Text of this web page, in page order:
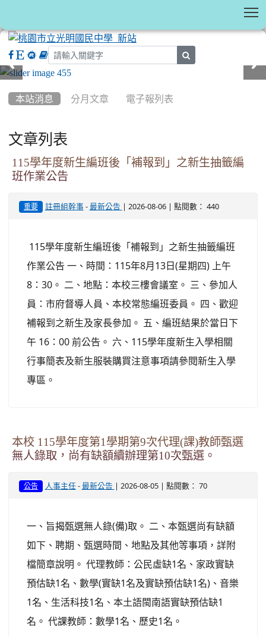
本站消息 分月文章 電子報列表
文章列表
115學年度新生編班後「補報到」之新生抽籤編
班作業公告
重要 註冊組幹事- 最新公告 | 2026-08-06 | 點閱數： 440
115學年度新生編班後「補報到」之新生抽籤編班
作業公告 一、時間：115年8月13日(星期四) 上午
8：30。 二、地點：本校三樓會議室。 三、參加人
員：市府督導人員、本校常態編班委員。 四、歡迎
補報到之新生及家長參加。 五、編班結果於當日下
午 16：00 前公告。 六、115學年度新生入學相關
行事簡表及新生服裝購買注意事項請參閱新生入學
專區。
本校 115學年度第1學期第9次代理(課)教師甄選
無人錄取，尚有缺額續辦理第10次甄選。
公告 人事主任- 最新公告 | 2026-08-05 | 點閱數： 70
一、旨揭甄選無人錄(備)取。 二、本甄選尚有缺額
如下、聘期、甄選時間、地點及其他等事項，詳附
檔簡章說明。 代理教師：公民虛缺1名、家政實缺
預估缺1名、數學(實缺1名及實缺預估缺1名)、音樂
1名、生活科技1名、本土語閩南語實缺預估缺1
名。 代課教師：數學1名、歷史1名。